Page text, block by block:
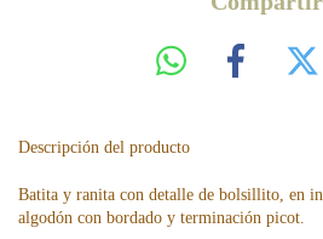
Descripción del producto
Batita y ranita con detalle de bolsillito, en
algodón con bordado y terminación picot.